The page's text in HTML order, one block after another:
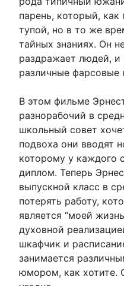
парень, который, как
тупой, но в то же
тайных знаниях. Он
раздражает людей, и
различные фарсовые
В этом фильме
разнорабочий в
школьный совет
подвоха они вводят
которому у каждого
диплом. Теперь
выпускной класс в
потерять работу,
является “моей
духовной
шкафчик и
занимается
юмором, как хотите.